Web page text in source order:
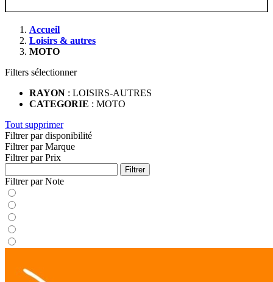
Accueil
Loisirs & autres
MOTO
Filters sélectionner
RAYON : LOISIRS-AUTRES
CATEGORIE : MOTO
Tout supprimer
Filtrer par disponibilité
Filtrer par Marque
Filtrer par Prix
Filtrer
Filtrer par Note